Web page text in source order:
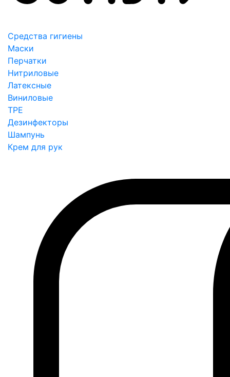
Средства гигиены
Маски
Перчатки
Нитриловые
Латексные
Виниловые
TPE
Дезинфекторы
Шампунь
Крем для рук